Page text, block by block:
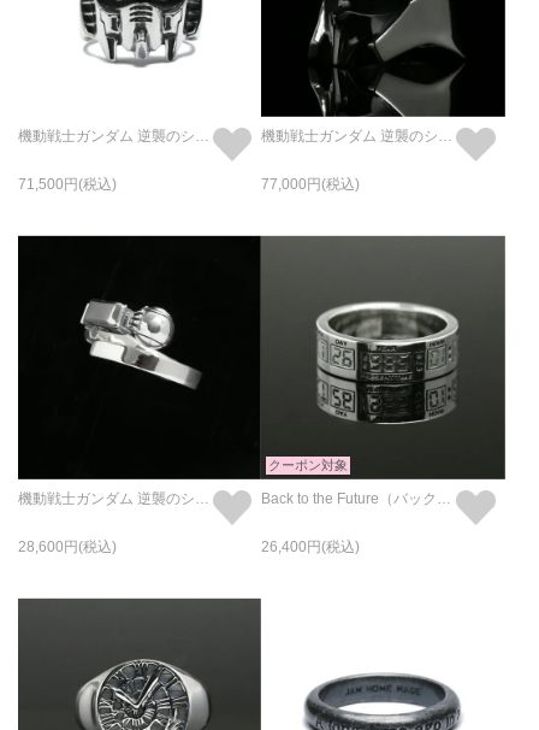
機動戦士ガンダム 逆襲のシャア νガンダム フェイスリング / 指輪
71,500
機動戦士ガンダム 逆襲のシャア サザビー フェイスリング / 指輪
77,000
機動戦士ガンダム 逆襲のシャア νガンダム&サザビー ファイナルバトルリング/指輪
28,600
クーポン対象
Back to the Future（バック・トゥ・ザ・フューチャー） タイムマシン タイムサーキットリング
26,400